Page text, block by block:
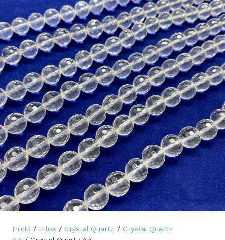
Inicio / Hilos / Crystal Quartz / Crystal Quartz